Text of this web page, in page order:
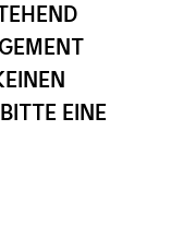
EINE